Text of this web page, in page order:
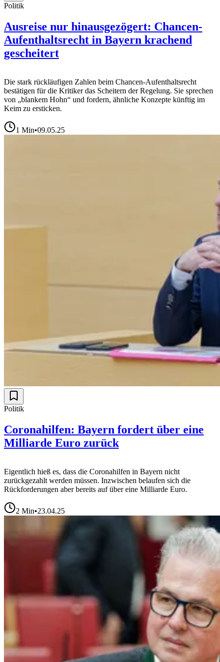
Politik
Ausreise nur hinausgezögert: Chancen-
Aufenthaltsrecht in Bayern krachend
gescheitert
Die stark rückläufigen Zahlen beim Chancen-Aufenthaltsrecht
bestätigen für die Kritiker das Scheitern der Regelung. Sie sprechen
von „blankem Hohn“ und fordern, ähnliche Konzepte künftig im
Keim zu ersticken.
1 Min•09.05.25
Politik
Coronahilfen: Bayern fordert über eine
Milliarde Euro zurück
Eigentlich hieß es, dass die Coronahilfen in Bayern nicht
zurückgezahlt werden müssen. Inzwischen belaufen sich die
Rückforderungen aber bereits auf über eine Milliarde Euro.
2 Min•23.04.25